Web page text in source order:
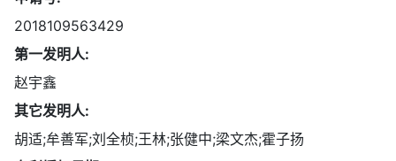
2018109563429
第一发明人:
赵宇鑫
其它发明人:
胡适;牟善军;刘全桢;王林;张健中;梁文杰;霍子扬